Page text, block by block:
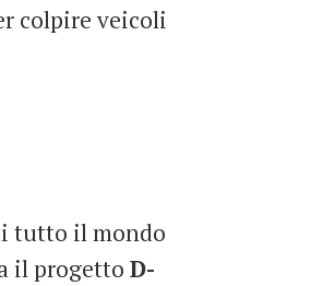
colpire veicoli
tutto il mondo
il progetto D-